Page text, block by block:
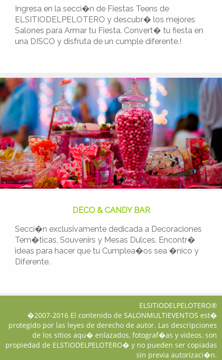
Ingresa en la secci�n de Fiestas Teens de
ELSITIODELPELOTERO y descubr� los mejores
Salones para Armar tu Fiesta. Convert� tu fiesta en
una DISCO y disfruta de un cumple diferente.!
DECO & CANDY BAR
Secci�n exclusivamente dedicada a Decoraciones
Tem�ticas, Souvenirs y Mesas Dulces. Encontr�
ideas para hacer que tu Cumplea�os sea �nico y
Diferente.
ELSITIODELPELOTERO®
�2007-2016 El contenido de SALONMULTIEVENTOS est�
protegido por las leyes de derecho de autor. Las descripciones
de los sitios aqu� enlazados, fotograf�as y videos, son
propiedad de ELSTIODELPELOTERO� y no pueden ser copiadas
sin previa autorizaci�n.